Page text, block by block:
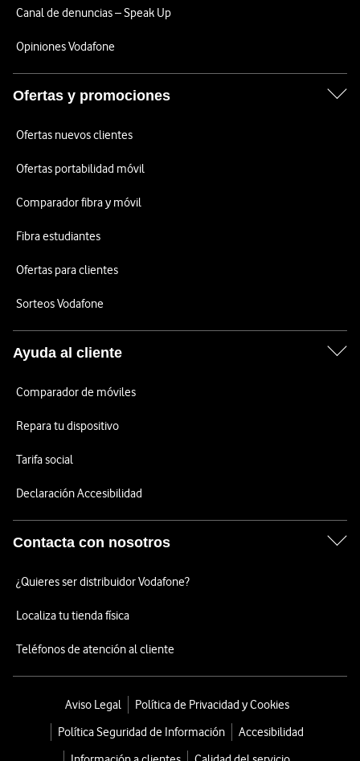
Canal de denuncias – Speak Up
Opiniones Vodafone
Ofertas y promociones
Ofertas nuevos clientes
Ofertas portabilidad móvil
Comparador fibra y móvil
Fibra estudiantes
Ofertas para clientes
Sorteos Vodafone
Ayuda al cliente
Comparador de móviles
Repara tu dispositivo
Tarifa social
Declaración Accesibilidad
Contacta con nosotros
¿Quieres ser distribuidor Vodafone?
Localiza tu tienda física
Teléfonos de atención al cliente
Aviso Legal
Política de Privacidad y Cookies
Política Seguridad de Información
Accesibilidad